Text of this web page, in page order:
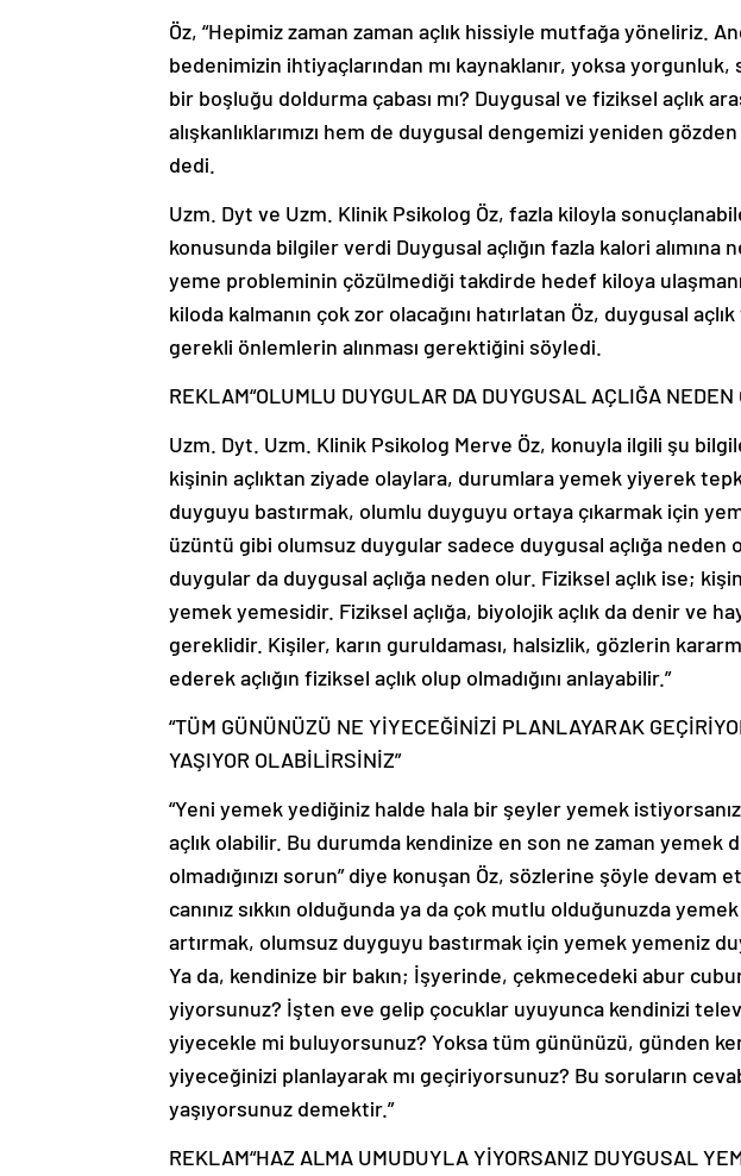
Öz, “Hepimiz zaman zaman açlık hissiyle mutfağa yöneliriz.
bedenimizin ihtiyaçlarından mı kaynaklanır, yoksa yorgunluk,
bir boşluğu doldurma çabası mı? Duygusal ve fiziksel açlık
alışkanlıklarımızı hem de duygusal dengemizi yeniden
dedi.
Uzm. Dyt ve Uzm. Klinik Psikolog Öz, fazla kiloyla
konusunda bilgiler verdi Duygusal açlığın fazla kalori
yeme probleminin çözülmediği takdirde hedef kiloya
kiloda kalmanın çok zor olacağını hatırlatan Öz, duygusal
gerekli önlemlerin alınması gerektiğini söyledi.
REKLAM“OLUMLU DUYGULAR DA DUYGUSAL AÇLIĞA NEDEN
Uzm. Dyt. Uzm. Klinik Psikolog Merve Öz, konuyla ilgili şu
kişinin açlıktan ziyade olaylara, durumlara yemek yiyerek
duyguyu bastırmak, olumlu duyguyu ortaya çıkarmak için
üzüntü gibi olumsuz duygular sadece duygusal açlığa neden
duygular da duygusal açlığa neden olur. Fiziksel açlık ise;
yemek yemesidir. Fiziksel açlığa, biyolojik açlık da denir ve
gereklidir. Kişiler, karın guruldaması, halsizlik, gözlerin
ederek açlığın fiziksel açlık olup olmadığını anlayabilir.”
“TÜM GÜNÜNÜZÜ NE YİYECEĞİNİZİ PLANLAYARAK
YAŞIYOR OLABİLİRSİNİZ”
“Yeni yemek yediğiniz halde hala bir şeyler yemek istiyorsanız
açlık olabilir. Bu durumda kendinize en son ne zaman yemek
olmadığınızı sorun” diye konuşan Öz, sözlerine şöyle devam
canınız sıkkın olduğunda ya da çok mutlu olduğunuzda
artırmak, olumsuz duyguyu bastırmak için yemek yemeniz
Ya da, kendinize bir bakın; İşyerinde, çekmecedeki abur
yiyorsunuz? İşten eve gelip çocuklar uyuyunca kendinizi
yiyecekle mi buluyorsunuz? Yoksa tüm gününüzü, günden
yiyeceğinizi planlayarak mı geçiriyorsunuz? Bu soruların
yaşıyorsunuz demektir.”
REKLAM“HAZ ALMA UMUDUYLA YİYORSANIZ DUYGUSAL